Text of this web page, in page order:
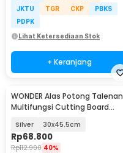
JKTU
TGR CKP
PBKS
PDPK
Lihat Ketersediaan Stok
+ Keranjang
WONDER Alas Potong Talenan
Multifungsi Cutting Board
Silver 30x45.5cm
Rp68.800
Rp112.900 40%